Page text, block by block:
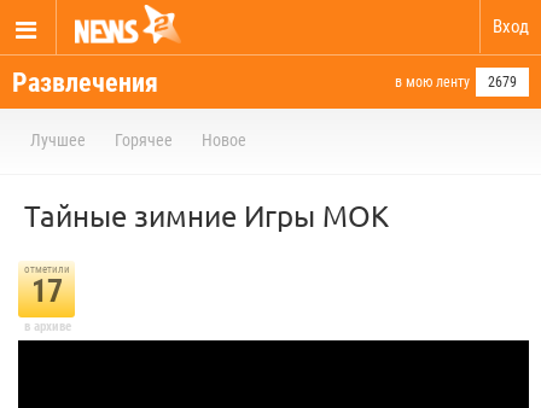
Вход
Развлечения в мою ленту 2679
Лучшее Горячее Новое
Тайные зимние Игры МОК
отметили
17
в архиве